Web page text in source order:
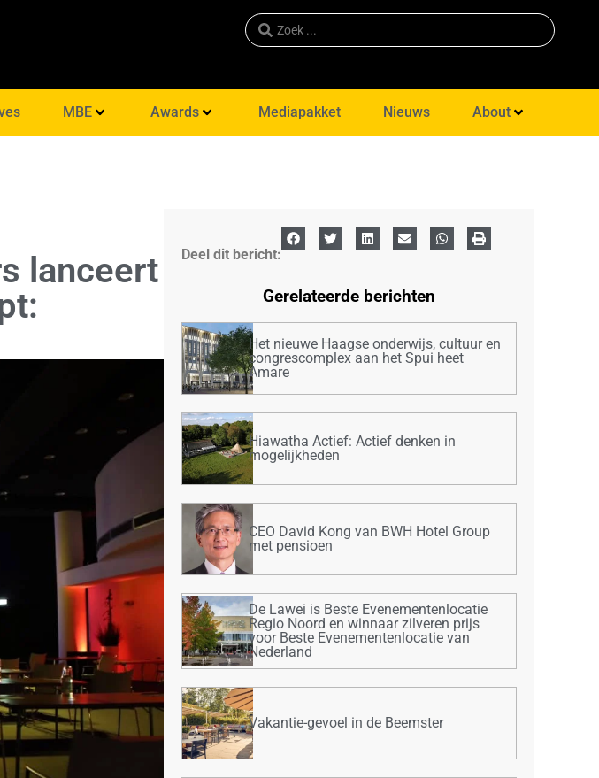
MBE Awards Mediapakket Nieuws About
lanceert
Deel dit bericht:
Gerelateerde berichten
Het nieuwe Haagse onderwijs, cultuur en
congrescomplex aan het Spui heet
Amare
Hiawatha Actief: Actief denken in
mogelijkheden
CEO David Kong van BWH Hotel Group
met pensioen
De Lawei is Beste Evenementenlocatie
Regio Noord en winnaar zilveren prijs
voor Beste Evenementenlocatie van
Nederland
Vakantie-gevoel in de Beemster